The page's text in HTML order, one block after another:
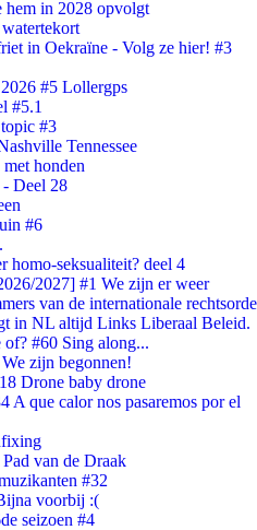
hem in 2028 opvolgt
in Oekraïne - Volg ze hier! #3
#5 Lollergps
#5.1
#3
Tennessee
honden
Deel 28
#6
homo-seksualiteit? deel 4
2027] #1 We zijn er weer
van de internationale rechtsorde
in NL altijd Links Liberaal Beleid.
#60 Sing along...
zijn begonnen!
Drone baby drone
A que calor nos pasaremos por el
van de Draak
#32
voorbij :(
seizoen #4